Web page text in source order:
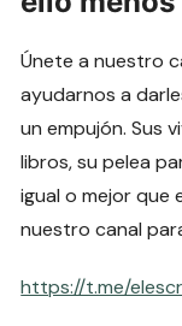
Únete a nuestro
ayudarnos a
un empujón. Sus
libros, su pelea
igual o mejor que
nuestro canal
https://t.me/